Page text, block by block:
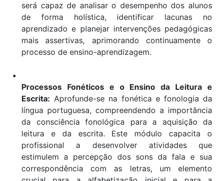
será capaz de analisar o desempenho dos alunos
de forma holística, identificar lacunas no
aprendizado e planejar intervenções pedagógicas
mais assertivas, aprimorando continuamente o
processo de ensino-aprendizagem.
Processos Fonéticos e o Ensino da Leitura e
Escrita: Aprofunde-se na fonética e fonologia da
língua portuguesa, compreendendo a importância
da consciência fonológica para a aquisição da
leitura e da escrita. Este módulo capacita o
profissional a desenvolver atividades que
estimulem a percepção dos sons da fala e sua
correspondência com as letras, um elemento